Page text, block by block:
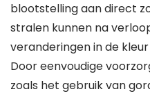
blootstelling aan direct
stralen kunnen na
veranderingen in de
Door eenvoudige
zoals het gebruik van